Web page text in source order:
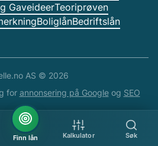
GaveideerTeoriprøven
BoliglånBedriftslån
AS © 2026
for annonsering på Googleog SEO
Finn lån Kalkulator Søk